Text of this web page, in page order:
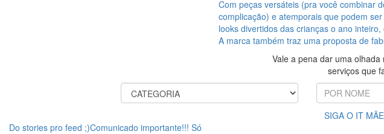
Com peças versáteis (pra você combinar
complicação) e atemporais que podem
looks divertidos das crianças o ano
A marca também traz uma proposta de
Vale a pena dar uma
serviços que
SIGA O IT
Do stories pro feed ;)Comunicado importante!!! Só